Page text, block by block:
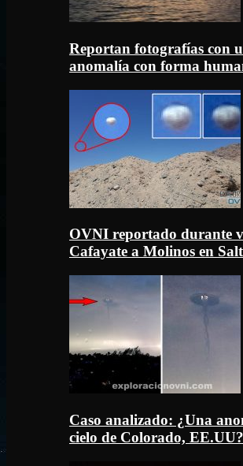
Reportan fotografías con
anomalía con forma
OVNI reportado durante
Cafayate a Molinos en
Caso analizado: ¿Una
cielo de Colorado, EE.UU?